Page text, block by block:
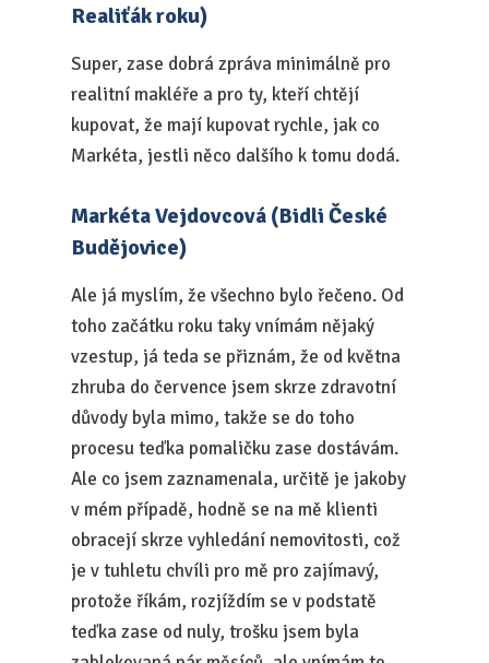
Realiťák roku)
Super, zase dobrá zpráva minimálně pro
realitní makléře a pro ty, kteří chtějí
kupovat, že mají kupovat rychle, jak co
Markéta, jestli něco dalšího k tomu dodá.
Markéta Vejdovcová (Bidli České
Budějovice)
Ale já myslím, že všechno bylo řečeno. Od
toho začátku roku taky vnímám nějaký
vzestup, já teda se přiznám, že od května
zhruba do července jsem skrze zdravotní
důvody byla mimo, takže se do toho
procesu teďka pomaličku zase dostávám.
Ale co jsem zaznamenala, určitě je jakoby
v mém případě, hodně se na mě klienti
obracejí skrze vyhledání nemovitosti, což
je v tuhletu chvíli pro mě pro zajímavý,
protože říkám, rozjíždím se v podstatě
teďka zase od nuly, trošku jsem byla